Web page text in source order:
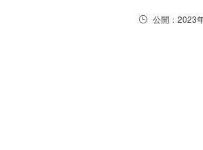
公開：2023